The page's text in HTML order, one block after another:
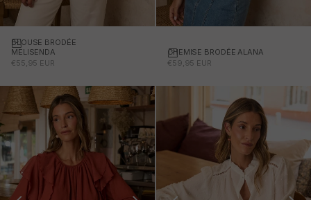
BLOUSE BRODÉE
MELISENDA
PRIX PROMOTIONNEL
€55,95 EUR
CHEMISE BRODÉE ALANA
PRIX PROMOTIONNEL
€59,95 EUR